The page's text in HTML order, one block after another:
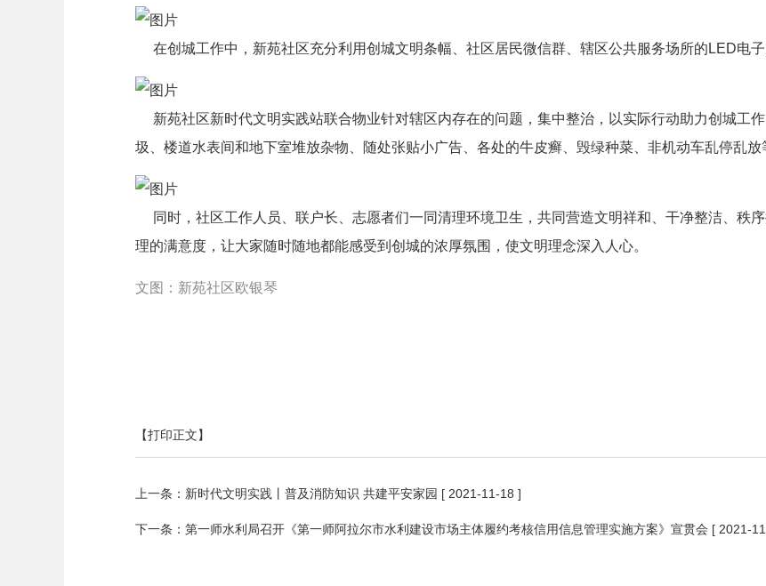
在创城工作中，新苑社区充分利用创城文明条幅、社区居民微信群、辖区公共服务场所的LED电子
新苑社区新时代文明实践站联合物业针对辖区内存在的问题，集中整治，以实际行动助力创城工
圾、楼道水表间和地下室堆放杂物、随处张贴小广告、各处的牛皮癣、毁绿种菜、非机动车乱停乱放
同时，社区工作人员、联户长、志愿者们一同清理环境卫生，共同营造文明祥和、干净整洁、秩
理的满意度，让大家随时随地都能感受到创城的浓厚氛围，使文明理念深入人心。
文图：新苑社区欧银琴
【打印正文】
上一条： 新时代文明实践丨普及消防知识 共建平安家园 [ 2021-11-18 ]
下一条： 第一师水利局召开《第一师阿拉尔市水利建设市场主体履约考核信用信息管理实施方案》宣贯会 [ 2021-